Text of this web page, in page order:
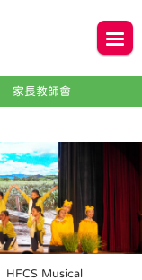
家長教師會
HFCS Musical